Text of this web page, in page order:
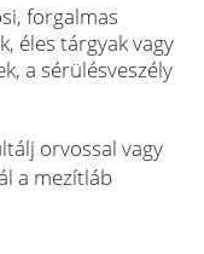
forgalmas
éles tárgyak vagy
a sérülésveszély
orvossal vagy
a mezítláb